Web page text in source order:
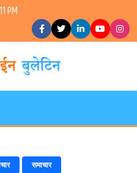
PM
समाचार